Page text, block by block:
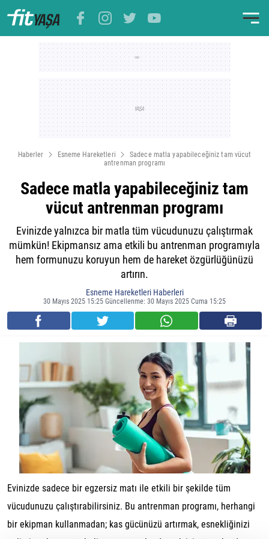
Haberler Esneme Hareketleri
Sadece matla yapabileceğiniz tam vücut
antrenman programı
Sadece matla yapabileceğiniz tam
vücut antrenman programı
Evinizde yalnızca bir matla tüm vücudunuzu çalıştırmak
mümkün! Ekipmansız ama etkili bu antrenman programıyla
hem formunuzu koruyun hem de hareket özgürlüğünüzü
artırın.
Esneme Hareketleri Haberleri
30 Mayıs 2025 15:25 Güncellenme: 30 Mayıs 2025 Cuma 15:25
Evinizde sadece bir egzersiz matı ile etkili bir şekilde tüm
vücudunuzu çalıştırabilirsiniz. Bu antrenman programı, herhangi
bir ekipman kullanmadan; kas gücünüzü artırmak, esnekliğinizi